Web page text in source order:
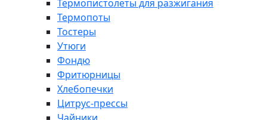
Термопистолеты для разжигания
Термопоты
Тостеры
Утюги
Фондю
Фритюрницы
Хлебопечки
Цитрус-прессы